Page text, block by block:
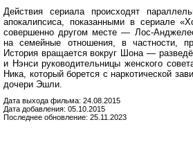
Действия сериала происходят
апокалипсиса, показанными в сериале
совершенно другом месте — Лос-
на семейные отношения, в частности,
История вращается вокруг Шона —
и Нэнси руководительницы женского
Ника, который борется с наркотической
дочери Эшли.
Дата выхода фильма: 24.08.2015
Дата добавления: 05.10.2015
Последнее обновление: 25.11.2023